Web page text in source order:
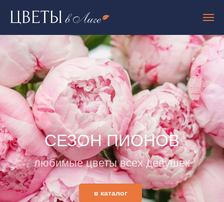
СЕЗОН ПИОНОВ
любимые цветы всех девушек
в каталог